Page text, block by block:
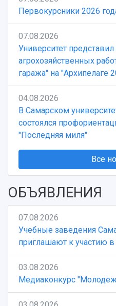
Первокурсники 2026
07.08.2026
Университет
агрохозяйственных
гаража" на "Архипелаге
04.08.2026
В Самарском
состоялся
"Последняя миля"
Все
ОБЪЯВЛЕНИЯ
07.08.2026
Учебные заведения
приглашают к участию
03.08.2026
Медиаконкурс